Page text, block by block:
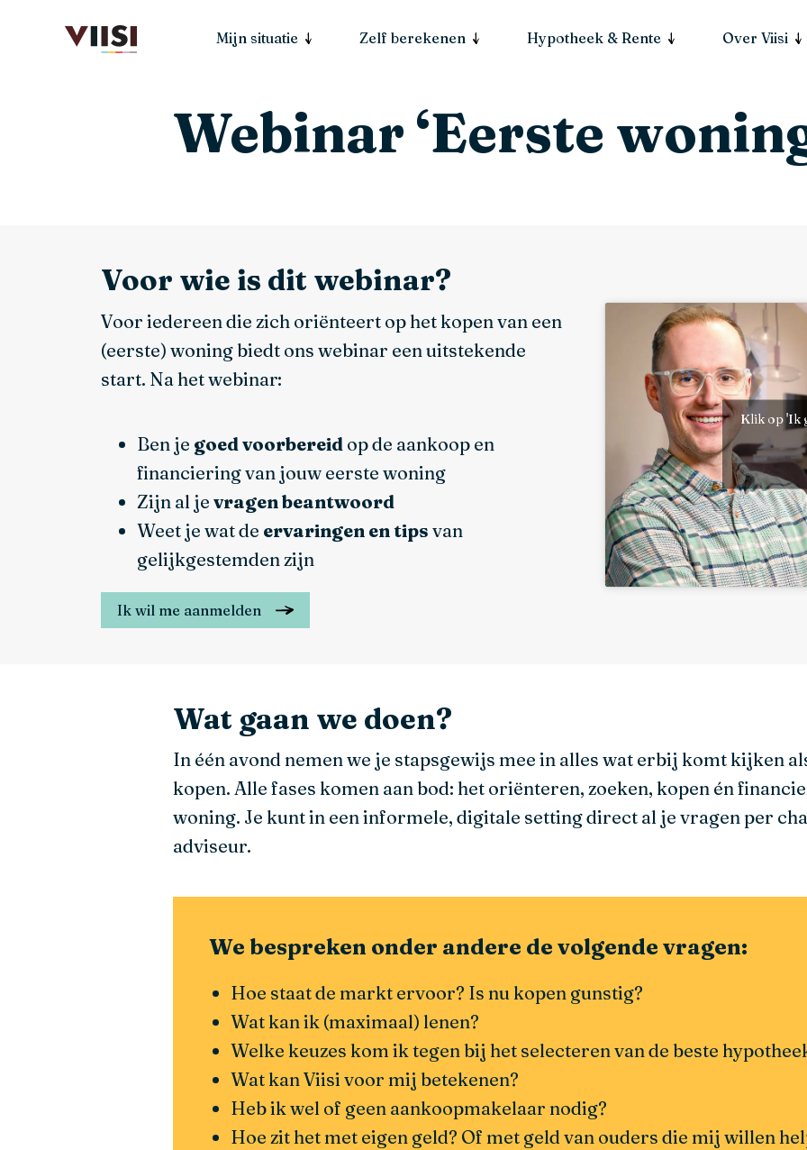
Mijn situatie Zelf berekenen Hypotheek & Rente Over Viisi
Webinar ‘Eerste
Voor wie is dit webinar?
Voor iedereen die zich oriënteert op het kopen van een
(eerste) woning biedt ons webinar een uitstekende
start. Na het webinar:
Ben je goed voorbereid op de aankoop en
financiering van jouw eerste woning
Zijn al je vragen beantwoord
Weet je wat de ervaringen en tips van
gelijkgestemden zijn
Ik wil me aanmelden
Klik op 'Ik
Wat gaan we doen?
In één avond nemen we je stapsgewijs mee in alles wat erbij komt kijken
kopen. Alle fases komen aan bod: het oriënteren, zoeken, kopen én
woning. Je kunt in een informele, digitale setting direct al je vragen per
adviseur.
We bespreken onder andere de volgende vragen:
Hoe staat de markt ervoor? Is nu kopen gunstig?
Wat kan ik (maximaal) lenen?
Welke keuzes kom ik tegen bij het selecteren van de beste
Wat kan Viisi voor mij betekenen?
Heb ik wel of geen aankoopmakelaar nodig?
Hoe zit het met eigen geld? Of met geld van ouders die mij willen